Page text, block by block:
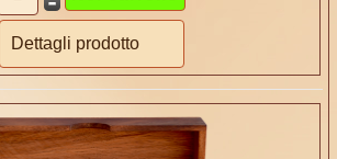
Dettagli prodotto